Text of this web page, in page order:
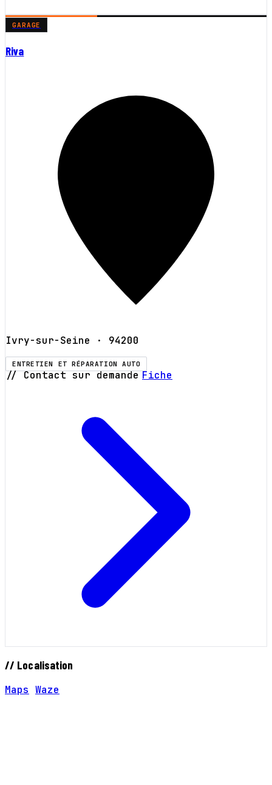
GARAGE
Riva
Ivry-sur-Seine · 94200
ENTRETIEN ET RÉPARATION AUTO
// Contact sur demande Fiche
// Localisation
Maps Waze